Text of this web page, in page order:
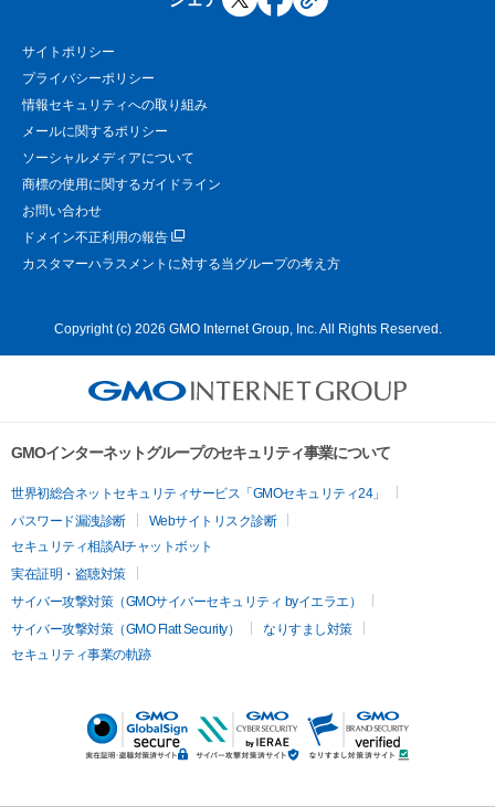
サイトポリシー
プライバシーポリシー
情報セキュリティへの取り組み
メールに関するポリシー
ソーシャルメディアについて
商標の使用に関するガイドライン
お問い合わせ
ドメイン不正利用の報告
カスタマーハラスメントに対する当グループの考え方
Copyright (c) 2026 GMO Internet Group, Inc. All Rights Reserved.
GMOインターネットグループのセキュリティ事業について
世界初総合ネットセキュリティサービス「GMOセキュリティ24」
パスワード漏洩診断
Webサイトリスク診断
セキュリティ相談AIチャットボット
実在証明・盗聴対策
サイバー攻撃対策（GMOサイバーセキュリティ byイエラエ）
サイバー攻撃対策（GMO Flatt Security）
なりすまし対策
セキュリティ事業の軌跡